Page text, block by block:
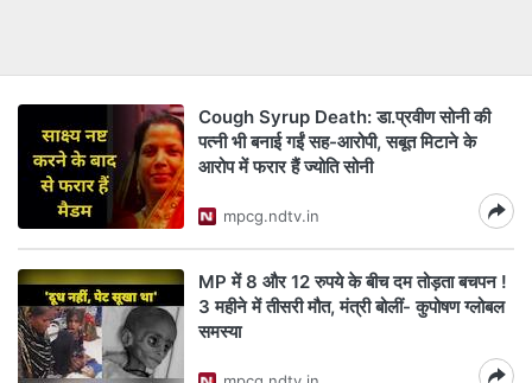
Cough Syrup Death: डा.प्रवीण सोनी की
पत्नी भी बनाई गईं सह-आरोपी, सबूत मिटाने के
आरोप में फरार हैं ज्योति सोनी
mpcg.ndtv.in
MP में 8 और 12 रुपये के बीच दम तोड़ता बचपन !
3 महीने में तीसरी मौत, मंत्री बोलीं- कुपोषण ग्लोबल
समस्या